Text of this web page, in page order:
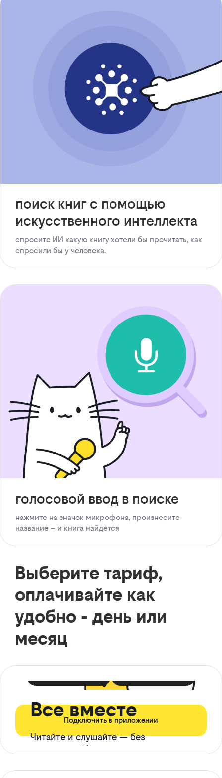
поиск книг с помощью
искусственного интеллекта
спросите ИИ какую книгу хотели бы прочитать, как
спросили бы у человека.
голосовой ввод в поиске
нажмите на значок микрофона, произнесите
название – и книга найдется
Выберите тариф,
оплачивайте как
удобно - день или
месяц
Все вместе
Читайте и слушайте — без
ограничений*
Подключить в приложении